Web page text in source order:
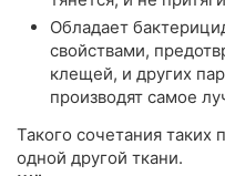
Обладает
свойствами,
клещей, и других
производят самое
Такого сочетания таких
одной другой ткани.